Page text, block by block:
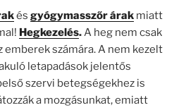
és gyógymasszőr árakmiatt
Hegkezelés.A heg nem csak
emberek számára. A nem kezelt
letapadások jelentős
szervi betegségekhez is
a mozgásunkat, emiatt